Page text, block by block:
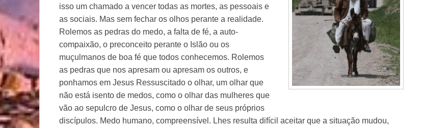
isso um chamado a vencer todas as mortes, as pessoais e
as sociais. Mas sem fechar os olhos perante a realidade.
Rolemos as pedras do medo, a falta de fé, a auto-
compaixão, o preconceito perante o Islão ou os
muçulmanos de boa fé que todos conhecemos. Rolemos
as pedras que nos apresam ou apresam os outros, e
ponhamos em Jesus Ressuscitado o olhar, um olhar que
não está isento de medos, como o olhar das mulheres que
vão ao sepulcro de Jesus, como o olhar de seus próprios
discípulos. Medo humano, compreensível. Lhes resulta difícil aceitar que a situação mudou,